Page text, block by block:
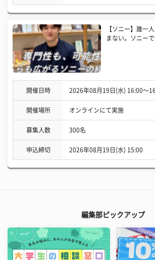
【ソニー】誰一
まない。ソニーで
開催日時 2026年08月19日(水) 16:00〜
開催場所 オンラインにて実施
募集人数 300名
申込締切 2026年08月19日(水) 15:00
編集部ピックアップ